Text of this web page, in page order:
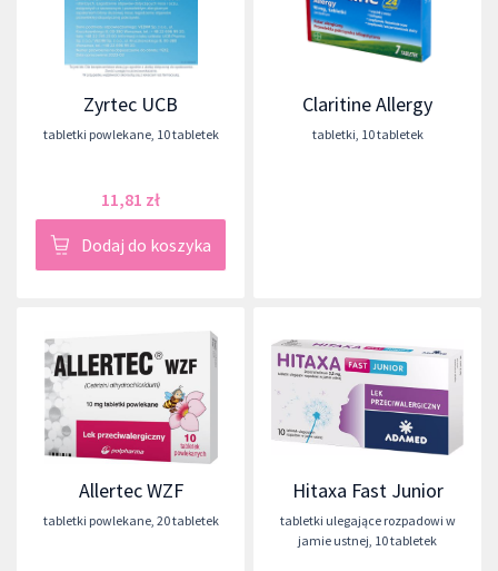
Zyrtec UCB
tabletki powlekane, 10 tabletek
11,81 zł
Dodaj do koszyka
Claritine Allergy
tabletki 10 tabletek
Allertec WZF
tabletki powlekane, 20 tabletek
Hitaxa Fast Junior
tabletki ulegające rozpadowi w
jamie ustnej 10 tabletek